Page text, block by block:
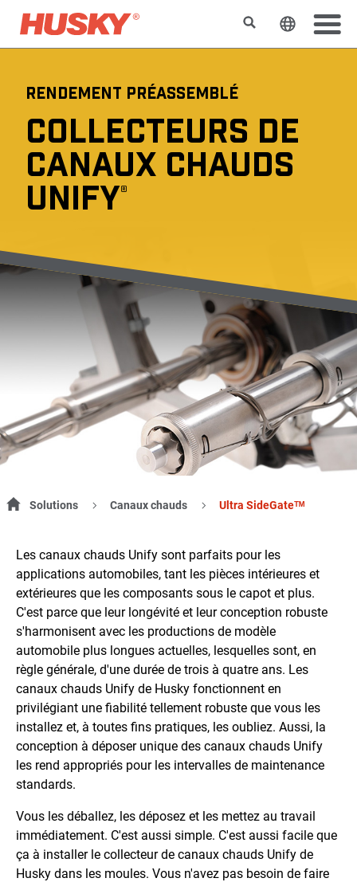
RechercherChanger
RENDEMENT PRÉASSEMBLÉ
COLLECTEURS DE
CANAUX CHAUDS
UNIFY®
Solutions Canaux chauds Ultra SideGateᵀᴹ
Les canaux chauds Unify sont parfaits pour les
applications automobiles, tant les pièces intérieures et
extérieures que les composants sous le capot et plus.
C'est parce que leur longévité et leur conception robuste
s'harmonisent avec les productions de modèle
automobile plus longues actuelles, lesquelles sont, en
règle générale, d'une durée de trois à quatre ans. Les
canaux chauds Unify de Husky fonctionnent en
privilégiant une fiabilité tellement robuste que vous les
installez et, à toutes fins pratiques, les oubliez. Aussi, la
conception à déposer unique des canaux chauds Unify
les rend appropriés pour les intervalles de maintenance
standards.
Vous les déballez, les déposez et les mettez au travail
immédiatement. C'est aussi simple. C'est aussi facile que
ça à installer le collecteur de canaux chauds Unify de
Husky dans les moules. Vous n'avez pas besoin de faire